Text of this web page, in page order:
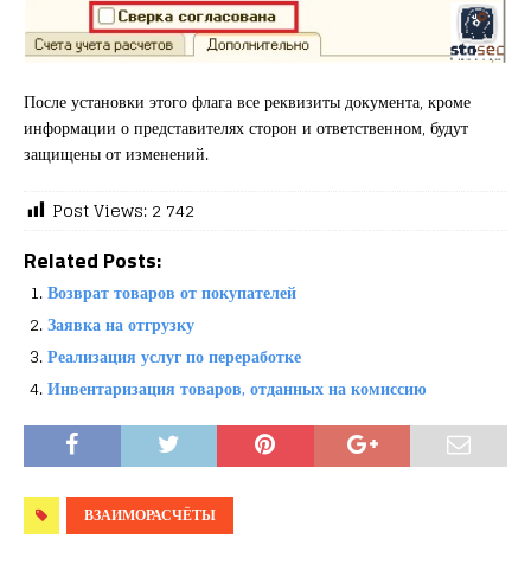
После установки этого флага все реквизиты документа, кроме
информации о представителях сторон и ответственном, будут
защищены от изменений.
Post Views: 2 742
Related Posts:
Возврат товаров от покупателей
Заявка на отгрузку
Реализация услуг по переработке
Инвентаризация товаров, отданных на комиссию
ВЗАИМОРАСЧЁТЫ